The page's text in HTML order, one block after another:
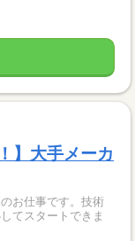
】大手メーカ
お仕事です。技術
てスタートできま